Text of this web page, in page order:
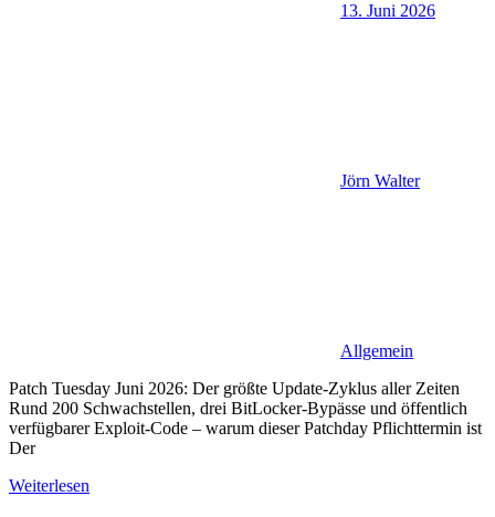
13. Juni 2026
Jörn Walter
Allgemein
Patch Tuesday Juni 2026: Der größte Update-Zyklus aller Zeiten
Rund 200 Schwachstellen, drei BitLocker-Bypässe und öffentlich
verfügbarer Exploit-Code – warum dieser Patchday Pflichttermin ist
Der
Weiterlesen